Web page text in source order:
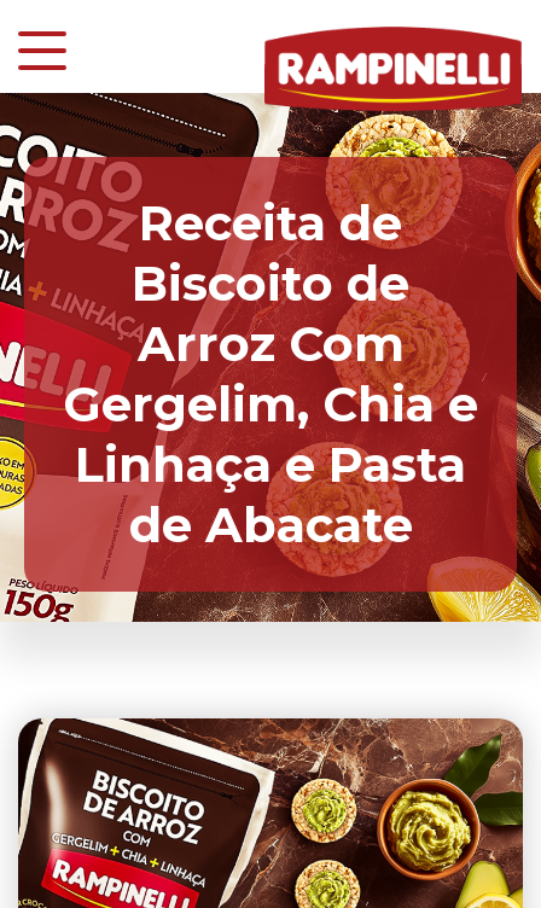
Receita de
Biscoito de
Arroz Com
Gergelim, Chia e
Linhaça e Pasta
de Abacate